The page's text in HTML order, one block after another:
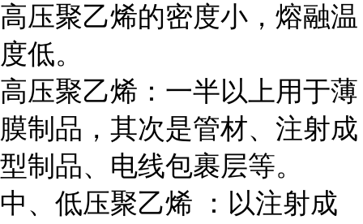
高压聚乙烯的密度小，熔融温
度低。
高压聚乙烯：一半以上用于薄
膜制品，其次是管材、注射成
型制品、电线包裹层等。
中、低压聚乙烯 ：以注射成